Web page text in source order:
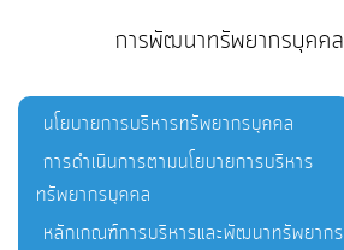
การพัฒนาทรัพยากรบุคคล
นโยบายการบริหารทรัพยากรบุคคล
การดำเนินการตามนโยบายการบริหาร
ทรัพยากรบุคคล
หลักเกณฑ์การบริหารและพัฒนาทรัพยากร